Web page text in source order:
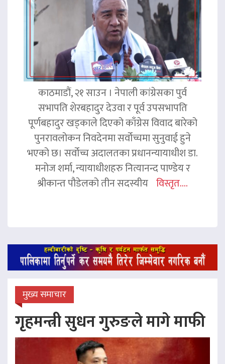
काठमाडौं, २१ साउन । नेपाली कांग्रेसका पुर्व
सभापति शेरबहादुर देउवा र पूर्व उपसभापति
पूर्णबहादुर खड्काले दिएको काँग्रेस विवाद बारेको
पुनरावलोकन निवदेनमा सर्वोच्चमा सुनुवाई हुने
भएको छ। सर्वोच्च अदालतका प्रधानन्यायाधीश डा.
मनोज शर्मा, न्यायाधीशहरु नित्यानन्द पाण्डेय र
श्रीकान्त पौडेलको तीन सदस्यीय विस्तृत....
मुख्य समाचार
गृहमन्त्री सुधन गुरुङले मागे माफी